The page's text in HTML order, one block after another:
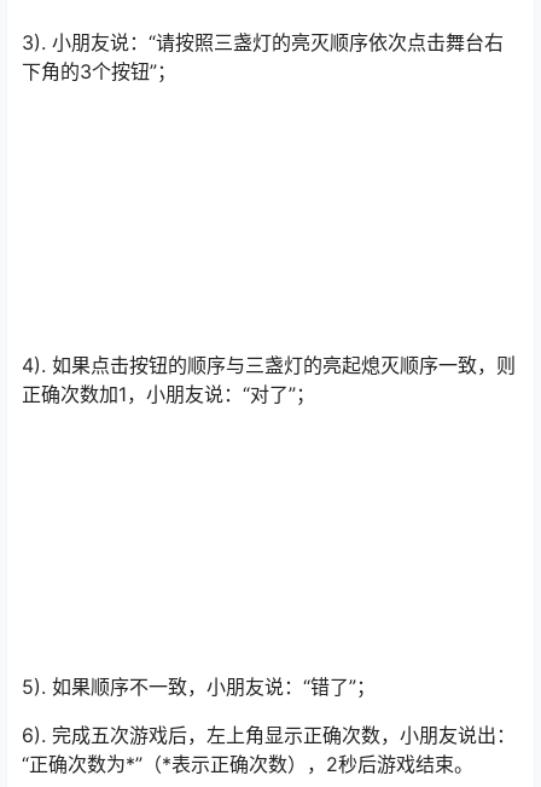
3). 小朋友说：“请按照三盏灯的亮灭顺序依次点击舞台右
下角的3个按钮”；
4). 如果点击按钮的顺序与三盏灯的亮起熄灭顺序一致，则
正确次数加1，小朋友说：“对了”；
5). 如果顺序不一致，小朋友说：“错了”；
6). 完成五次游戏后，左上角显示正确次数，小朋友说出：
“正确次数为*”（*表示正确次数），2秒后游戏结束。